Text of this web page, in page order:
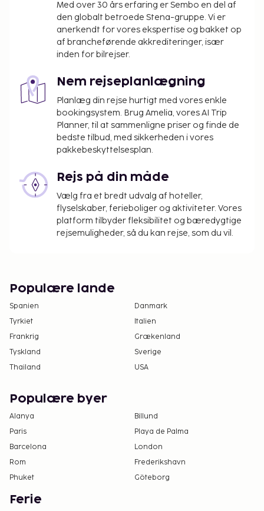
Der pålægges en byskat: 4.40 EUR pr. person pr.
nat. Denne skat gælder ikke for børn under 18
Vi har medtaget alle gebyrer, som
Med over 30 års erfaring er Sembo en del af
den globalt betroede Stena-gruppe. Vi er
anerkendt for vores ekspertise og bakket op
af brancheførende akkrediteringer, især
inden for bilrejser.
Nem rejseplanlægning
Planlæg din rejse hurtigt med vores enkle
bookingsystem. Brug Amelia, vores AI Trip
Planner, til at sammenligne priser og finde de
bedste tilbud, med sikkerheden i vores
pakkebeskyttelsesplan.
Rejs på din måde
Vælg fra et bredt udvalg af hoteller,
flyselskaber, ferieboliger og aktiviteter. Vores
platform tilbyder fleksibilitet og bæredygtige
rejsemuligheder, så du kan rejse, som du vil.
Populære lande
Spanien
Danmark
Tyrkiet
Italien
Frankrig
Grækenland
Tyskland
Sverige
Thailand
USA
Populære byer
Alanya
Billund
Paris
Playa de Palma
Barcelona
London
Rom
Frederikshavn
Phuket
Göteborg
Ferie